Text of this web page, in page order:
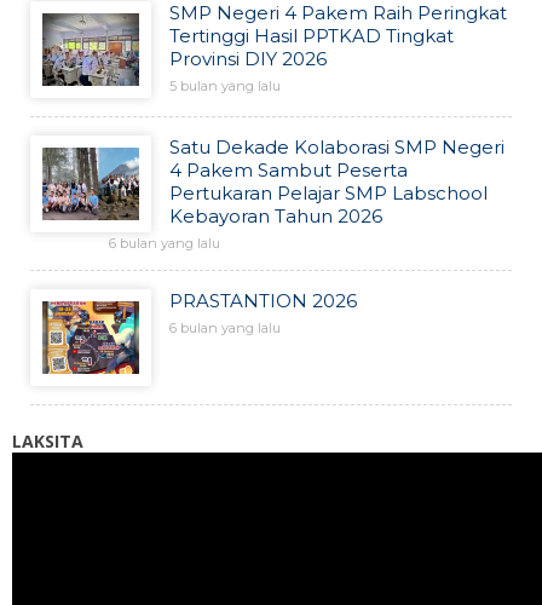
SMP Negeri 4 Pakem Raih Peringkat
Tertinggi Hasil PPTKAD Tingkat
Provinsi DIY 2026
5 bulan yang lalu
Satu Dekade Kolaborasi SMP Negeri
4 Pakem Sambut Peserta
Pertukaran Pelajar SMP Labschool
Kebayoran Tahun 2026
6 bulan yang lalu
PRASTANTION 2026
6 bulan yang lalu
LAKSITA